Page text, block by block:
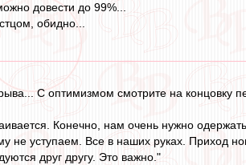
довести до 99%...
обидно...
С оптимизмом смотрите на концовку
Конечно, нам очень нужно
уступаем. Все в наших руках. Приход
друг другу. Это важно."